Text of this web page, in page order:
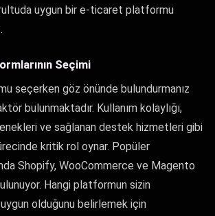
uygun bir e-ticaret platformu
Seçimi
seçerken göz önünde bulundurmanız
bulunmaktadır. Kullanım kolaylığı,
ve sağlanan destek hizmetleri gibi
kritik rol oynar. Popüler
Shopify, WooCommerce ve Magento
Hangi platformun sizin
uygun olduğunu belirlemek için